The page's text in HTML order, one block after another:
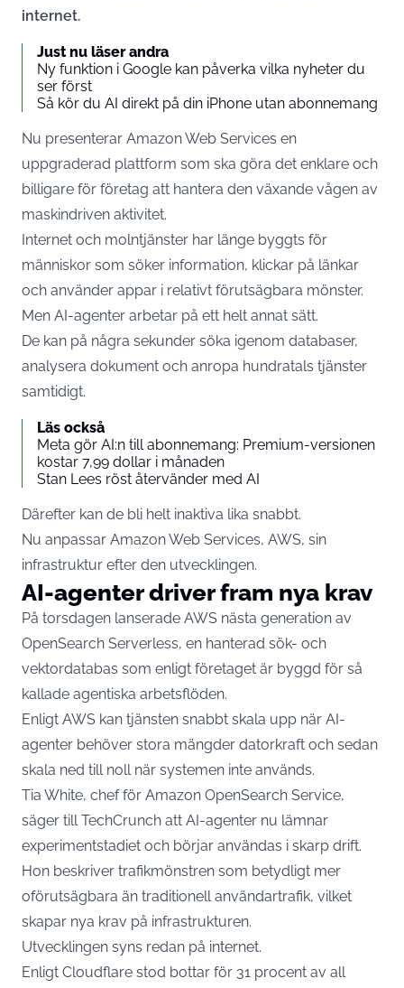
internet.
Just nu läser andra
Ny funktion i Google kan påverka vilka nyheter du
ser först
Så kör du AI direkt på din iPhone utan abonnemang
Nu presenterar Amazon Web Services en
uppgraderad plattform som ska göra det enklare och
billigare för företag att hantera den växande vågen av
maskindriven aktivitet.
Internet och molntjänster har länge byggts för
människor som söker information, klickar på länkar
och använder appar i relativt förutsägbara mönster.
Men AI-agenter arbetar på ett helt annat sätt.
De kan på några sekunder söka igenom databaser,
analysera dokument och anropa hundratals tjänster
samtidigt.
Läs också
Meta gör AI:n till abonnemang: Premium-versionen
kostar 7,99 dollar i månaden
Stan Lees röst återvänder med AI
Därefter kan de bli helt inaktiva lika snabbt.
Nu anpassar Amazon Web Services, AWS, sin
infrastruktur efter den utvecklingen.
AI-agenter driver fram nya krav
På torsdagen lanserade AWS nästa generation av
OpenSearch Serverless, en hanterad sök- och
vektordatabas som enligt företaget är byggd för så
kallade agentiska arbetsflöden.
Enligt AWS kan tjänsten snabbt skala upp när AI-
agenter behöver stora mängder datorkraft och sedan
skala ned till noll när systemen inte används.
Tia White, chef för Amazon OpenSearch Service,
säger tillTechCrunch att AI-agenter nu lämnar
experimentstadiet och börjar användas i skarp drift.
Hon beskriver trafikmönstren som betydligt mer
oförutsägbara än traditionell användartrafik, vilket
skapar nya krav på infrastrukturen.
Utvecklingen syns redan på internet.
Enligt Cloudflare stod bottar för 31 procent av all